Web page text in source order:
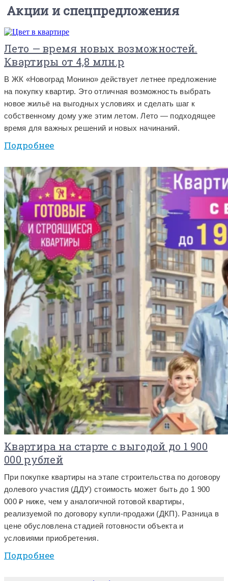
Акции и спецпредложения
Лето — время новых возможностей.
Квартиры от 4,8 млн.р
В ЖК «Новоград Монино» действует летнее предложение
на покупку квартир. Это отличная возможность выбрать
новое жильё на выгодных условиях и сделать шаг к
собственному дому уже этим летом. Лето — подходящее
время для важных решений и новых начинаний.
Подробнее
Квартира на старте с выгодой до 1 900
000 рублей
При покупке квартиры на этапе строительства по договору
долевого участия (ДДУ) стоимость может быть до 1 900
000 ₽ ниже, чем у аналогичной готовой квартиры,
реализуемой по договору купли-продажи (ДКП). Разница в
цене обусловлена стадией готовности объекта и
условиями приобретения.
Подробнее